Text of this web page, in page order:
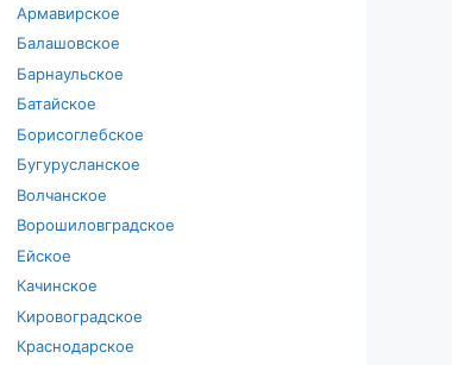
Армавирское
Балашовское
Барнаульское
Батайское
Борисоглебское
Бугурусланское
Волчанское
Ворошиловградское
Ейское
Качинское
Кировоградское
Краснодарское